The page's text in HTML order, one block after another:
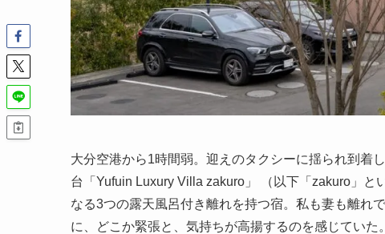
大分空港から1時間弱。迎えのタクシーに揺られ到着
台「Yufuin Luxury Villa zakuro」 （以下「zakuro」
なる3つの露天風呂付き離れを持つ宿。私も妻も離れ
に、どこか緊張と、気持ちが高揚するのを感じていた。